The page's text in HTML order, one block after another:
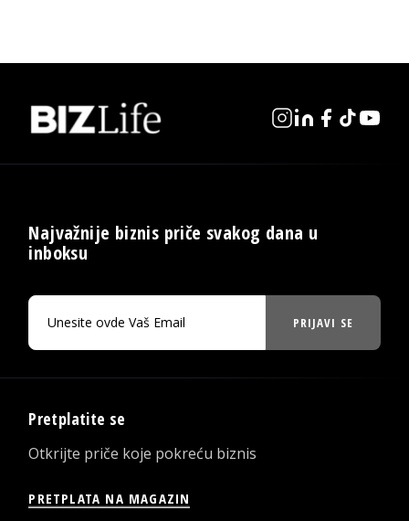
Najvažnije biznis priče svakog dana u
inboksu
PRIJAVI SE
Pretplatite se
Otkrijte priče koje pokreću biznis
PRETPLATA NA MAGAZIN